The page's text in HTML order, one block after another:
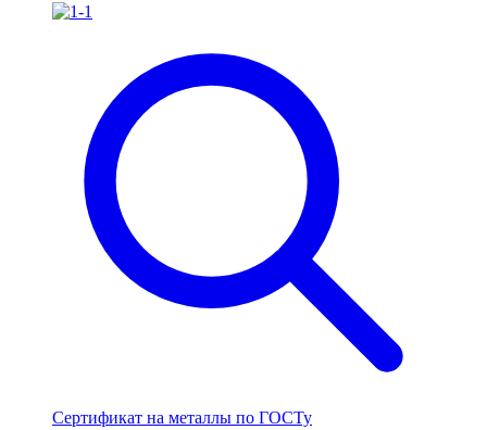
Сертификат на металлы по ГОСТу